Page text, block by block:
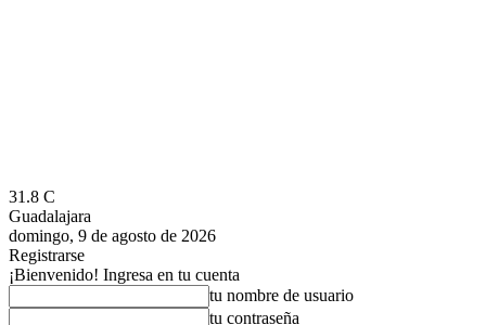
31.8 C
Guadalajara
domingo, 9 de agosto de 2026
Registrarse
¡Bienvenido! Ingresa en tu cuenta
tu nombre de usuario
tu contraseña